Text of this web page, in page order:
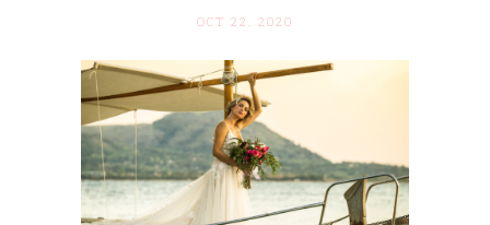
OCT 22. 2020